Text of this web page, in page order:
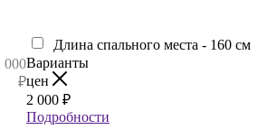
Длина спального места - 160 см
000
₽
Варианты
цен
2 000 ₽
Подробности